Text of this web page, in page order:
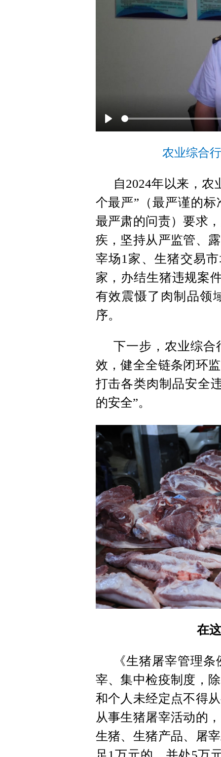
P
农业综合
自2024年以来，
个最严”（最严谨的
最严肃的问责）要求
疾，坚持从严监管、
宰场1家、生猪交易
家，办结生猪违规案
有效震慑了肉制品领
序。
下一步，农业综合
效，健全全链条闭环
打击各类肉制品安全
的安全”。
在
《生猪屠宰管理
宰、集中检疫制度，
和个人未经定点不得
从事生猪屠宰活动的
生猪、生猪产品、屠